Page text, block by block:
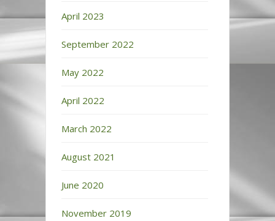
April 2023
September 2022
May 2022
April 2022
March 2022
August 2021
June 2020
November 2019